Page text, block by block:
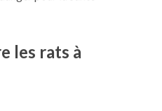
les rats à